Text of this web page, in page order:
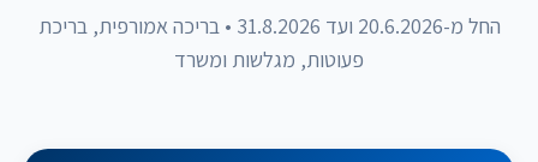
החל מ-20.6.2026 ועד 31.8.2026 • בריכה אמורפית, בריכת
פעוטות, מגלשות ומשרד